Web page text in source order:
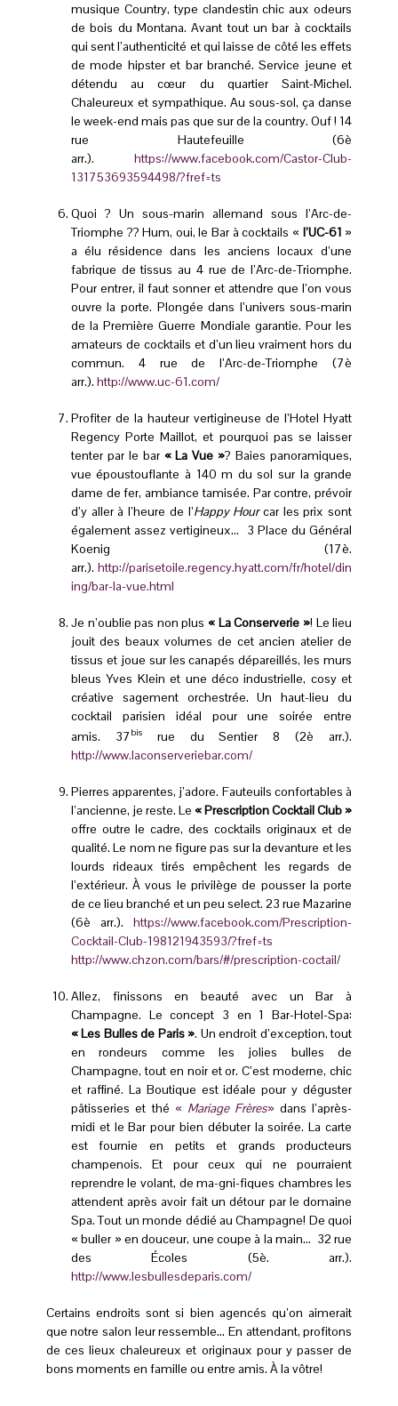
musique Country, type clandestin chic aux odeurs
de bois du Montana. Avant tout un bar à cocktails
qui sent l’authenticité et qui laisse de côté les effets
de mode hipster et bar branché. Service jeune et
détendu au cœur du quartier Saint-Michel.
Chaleureux et sympathique. Au sous-sol, ça danse
le week-end mais pas que sur de la country. Ouf ! 14
rue Hautefeuille (6è
arr.).https://www.facebook.com/Castor-Club-
131753693594498/?fref=ts
Quoi ? Un sous-marin allemand sous l’Arc-de-
Triomphe ?? Hum, oui, le Bar à cocktails « l’UC-61 »
a élu résidence dans les anciens locaux d’une
fabrique de tissus au 4 rue de l’Arc-de-Triomphe.
Pour entrer, il faut sonner et attendre que l’on vous
ouvre la porte. Plongée dans l’univers sous-marin
de la Première Guerre Mondiale garantie. Pour les
amateurs de cocktails et d’un lieu vraiment hors du
commun. 4 rue de l’Arc-de-Triomphe (7è
arr.). http://www.uc-61.com/
Profiter de la hauteur vertigineuse de l’Hotel Hyatt
Regency Porte Maillot, et pourquoi pas se laisser
tenter par le bar « La Vue »? Baies panoramiques,
vue époustouflante à 140 m du sol sur la grande
dame de fer, ambiance tamisée. Par contre, prévoir
d’y aller à l’heure de l’Happy Hourcar les prix sont
également assez vertigineux… 3 Place du Général
Koenig (17è.
arr.).http://parisetoile.regency.hyatt.com/fr/hotel/din
ing/bar-la-vue.html
Je n’oublie pas non plus « La Conserverie »! Le lieu
jouit des beaux volumes de cet ancien atelier de
tissus et joue sur les canapés dépareillés, les murs
bleus Yves Klein et une déco industrielle, cosy et
créative sagement orchestrée. Un haut-lieu du
cocktail parisien idéal pour une soirée entre
amis. 37 bisrue du Sentier 8 (2è arr.).
http://www.laconserveriebar.com/
Pierres apparentes, j’adore. Fauteuils confortables à
l’ancienne, je reste. Le « Prescription Cocktail Club »
offre outre le cadre, des cocktails originaux et de
qualité. Le nom ne figure pas sur la devanture et les
lourds rideaux tirés empêchent les regards de
l’extérieur. À vous le privilège de pousser la porte
de ce lieu branché et un peu select. 23 rue Mazarine
(6è arr.).https://www.facebook.com/Prescription-
Cocktail-Club-198121943593/?fref=ts
http://www.chzon.com/bars/#/prescription-coctail/
Allez, finissons en beauté avec un Bar à
Champagne. Le concept 3 en 1 Bar-Hotel-Spa:
« Les Bulles de Paris ». Un endroit d’exception, tout
en rondeurs comme les jolies bulles de
Champagne, tout en noir et or. C’est moderne, chic
et raffiné. La Boutique est idéale pour y déguster
pâtisseries et thé « Mariage Frères» dans l’après-
midi et le Bar pour bien débuter la soirée. La carte
est fournie en petits et grands producteurs
champenois. Et pour ceux qui ne pourraient
reprendre le volant, de ma-gni-fiques chambres les
attendent après avoir fait un détour par le domaine
Spa. Tout un monde dédié au Champagne! De quoi
« buller » en douceur, une coupe à la main… 32 rue
des Écoles (5è. arr.).
http://www.lesbullesdeparis.com/
Certains endroits sont si bien agencés qu’on aimerait
que notre salon leur ressemble… En attendant, profitons
de ces lieux chaleureux et originaux pour y passer de
bons moments en famille ou entre amis. À la vôtre!